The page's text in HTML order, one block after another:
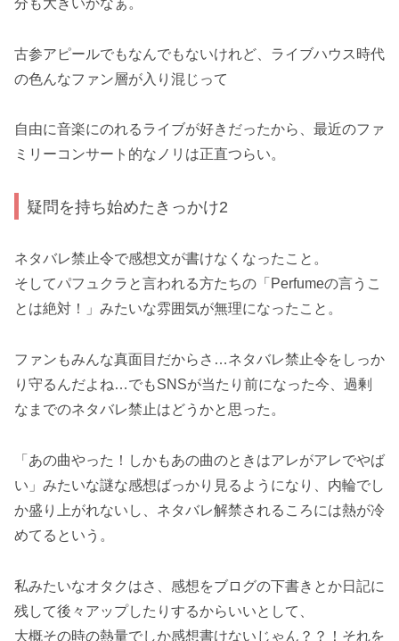
古参アピールでもなんでもないけれど、ライブハウス時代
の色んなファン層が入り混じって
自由に音楽にのれるライブが好きだったから、最近のファ
ミリーコンサート的なノリは正直つらい。
疑問を持ち始めたきっかけ2
ネタバレ禁止令で感想文が書けなくなったこと。
そしてパフュクラと言われる方たちの「Perfumeの言うこ
とは絶対！」みたいな雰囲気が無理になったこと。
ファンもみんな真面目だからさ…ネタバレ禁止令をしっか
り守るんだよね…でもSNSが当たり前になった今、過剰
なまでのネタバレ禁止はどうかと思った。
「あの曲やった！しかもあの曲のときはアレがアレでやば
い」みたいな謎な感想ばっかり見るようになり、内輪でし
か盛り上がれないし、ネタバレ解禁されるころには熱が冷
めてるという。
私みたいなオタクはさ、感想をブログの下書きとか日記に
残して後々アップしたりするからいいとして、
大概その時の熱量でしか感想書けないじゃん？？！それを